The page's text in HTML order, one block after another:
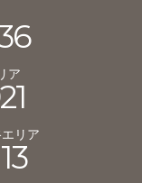
ア
リア